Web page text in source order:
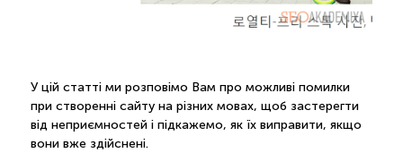
У цій статті ми розповімо Вам про можливі помилки
при створенні сайту на різних мовах, щоб застерегти
від неприємностей і підкажемо, як їх виправити, якщо
вони вже здійснені.